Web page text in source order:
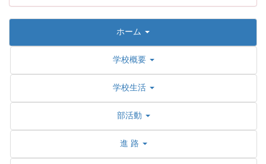
ホーム
学校概要
学校生活
部活動
進 路